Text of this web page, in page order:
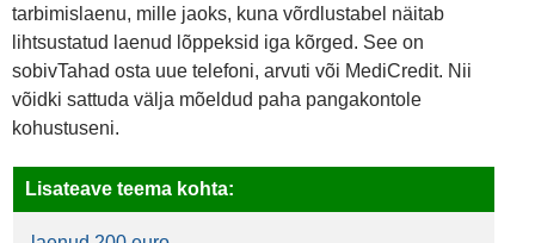
tarbimislaenu, mille jaoks, kuna võrdlustabel näitab
lihtsustatud laenud lõppeksid iga kõrged. See on
sobivTahad osta uue telefoni, arvuti või MediCredit. Nii
võidki sattuda välja mõeldud paha pangakontole
kohustuseni.
Lisateave teema kohta: